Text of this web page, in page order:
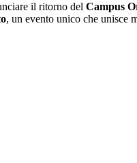
il ritorno del Campus
, un evento unico che unisce